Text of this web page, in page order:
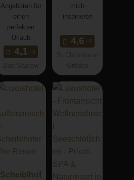
Angeboten für
einen
perfekten
Urlaub
mich
inspirieren
Scheiblhof